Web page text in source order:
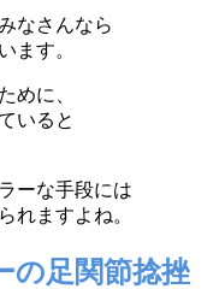
なさんなら
ます。
めに、
いると
ーな手段には
れますよね。
の足関節捻挫